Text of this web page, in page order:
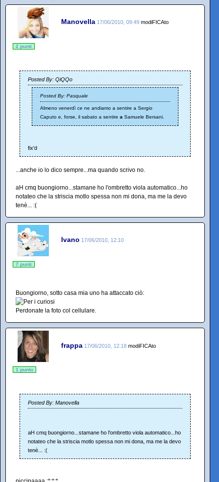
Manovella 17/06/2010, 09:49 modiFICAto
2 punti
Posted By: QiQQo
Posted By: Pasquale
Almeno venerdì ce ne andiamo a sentire a Sergio
Caputo e, forse, il sabato a sentire a Samuele Bersani.
fix'd
...anche io lo dico sempre...ma quando scrivo no.
aH cmq buongiorno...stamane ho l'ombretto viola automatico...ho
notateo che la striscia motlo spessa non mi dona, ma me la devo
tenè... :(
Ivano 17/06/2010, 12:10
7 punti
Buongiorno, sotto casa mia uno ha attaccato ciò:
Perdonate la foto col cellulare.
frappa 17/06/2010, 12:18 modiFICAto
1 punto
Posted By: Manovella
aH cmq buongiorno...stamane ho l'ombretto viola automatico...ho
notateo che la striscia motlo spessa non mi dona, ma me la devo
tenè... :(